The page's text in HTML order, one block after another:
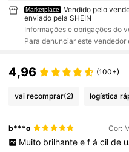
Marketplace
Vendido pelo
enviado pela SHEIN
Informações e obrigações do
Para denunciar este vendedor
4,96 (100+)
vai recomprar(2) logística
b***o Cor:
Muito brilhante e f á cil de